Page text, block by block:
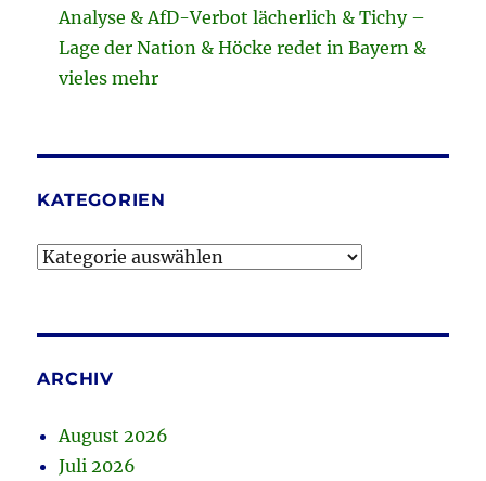
Analyse & AfD-Verbot lächerlich & Tichy –
Lage der Nation & Höcke redet in Bayern &
vieles mehr
KATEGORIEN
Kategorien
ARCHIV
August 2026
Juli 2026